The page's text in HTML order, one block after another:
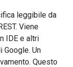
leggibile da
Viene
IDE e altri
Google. Un
Questo